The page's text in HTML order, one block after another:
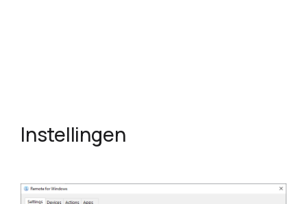
Instellingen